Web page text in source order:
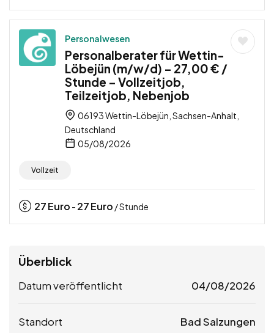
Personalwesen
Personalberater für Wettin-
Löbejün (m/w/d) – 27,00 € /
Stunde – Vollzeitjob,
Teilzeitjob, Nebenjob
06193 Wettin-Löbejün, Sachsen-Anhalt,
Deutschland
05/08/2026
Vollzeit
27Euro - 27Euro / Stunde
Überblick
Datum veröffentlicht 04/08/2026
Standort Bad Salzungen